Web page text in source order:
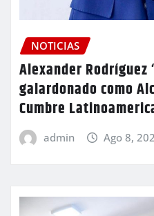
NOTICIAS
Alexander Rodríguez
galardonado como
Cumbre
admin Ago 8,